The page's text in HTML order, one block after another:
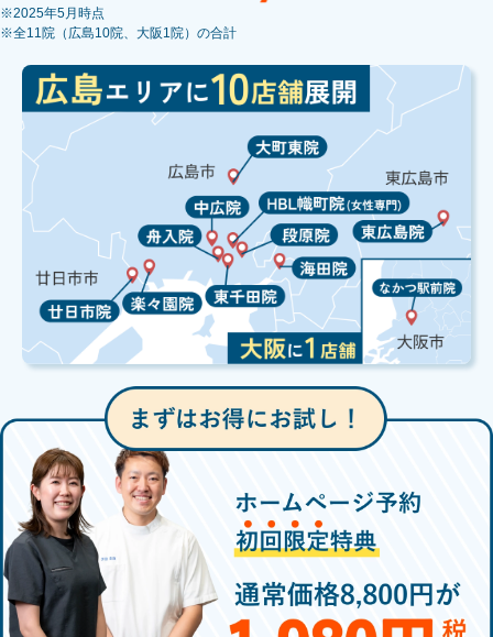
※2025年5月時点
※全11院（広島10院、大阪1院）の合計